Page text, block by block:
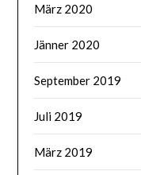
März 2020
Jänner 2020
September 2019
Juli 2019
März 2019